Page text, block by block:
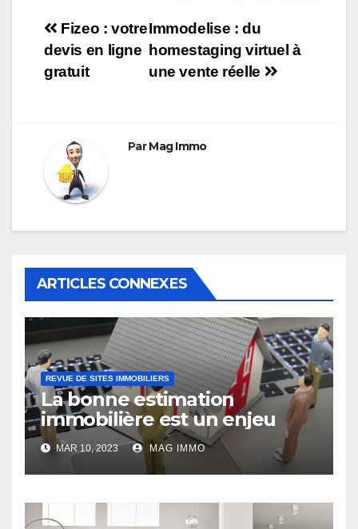
Navigation
de
Immodelise : du
homestaging virtuel à
une vente réelle
Fizeo : votre
devis en ligne
gratuit
ParMag Immo
ARTICLES CONNEXES
REVUE DE SITES IMMOBILIERS
La bonne estimation
immobilière est un enjeu
MAR 10, 2023 MAG IMMO